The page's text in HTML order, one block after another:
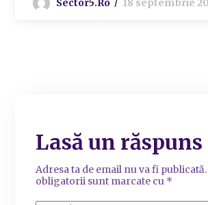
Sector5.ro 18 septembrie
Lasă un răspuns
Adresa ta de email nu va fi publicată.
obligatorii sunt marcate cu *